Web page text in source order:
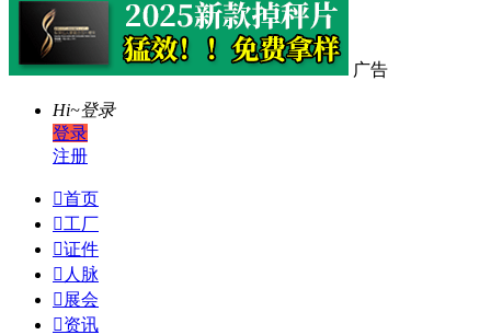
广告
Hi~登录
登录
注册
首页
工厂
证件
 人脉
 展会
资讯